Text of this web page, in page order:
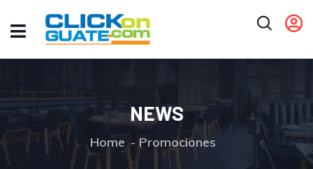
NEWS
Home Promociones